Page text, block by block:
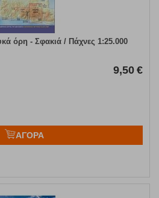
όρη - Σφακιά / Πάχνες 1:25.000
9,50 €
ΑΓΟΡΑ